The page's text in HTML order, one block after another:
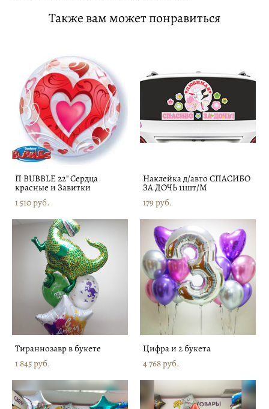
Также вам может понравиться
П BUBBLE 22" Сердца
красные и Завитки
1 510 pуб.
Наклейка д/авто СПАСИБО
ЗА ДОЧЬ 11шт/М
179 pуб.
Тираннозавр в букете
1 845 pуб.
Цифра и 2 букета
4 768 pуб.